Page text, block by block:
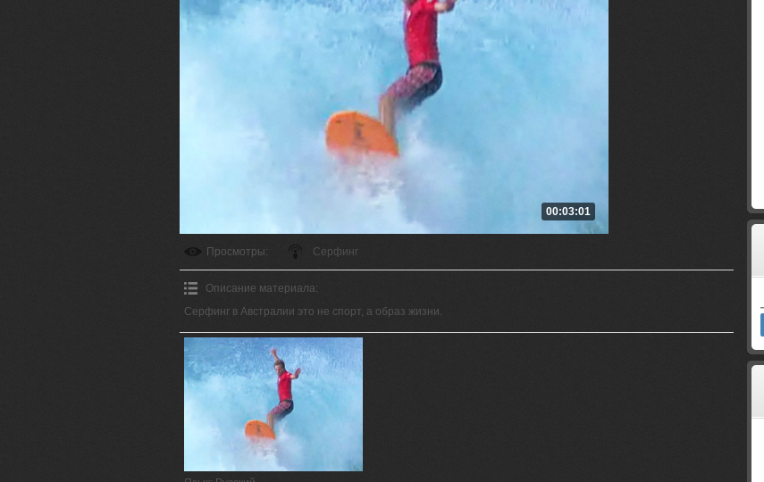
00:03:01
Просмотры: Серфинг
Описание материала:
Серфинг в Австралии это не спорт, а образ жизни.